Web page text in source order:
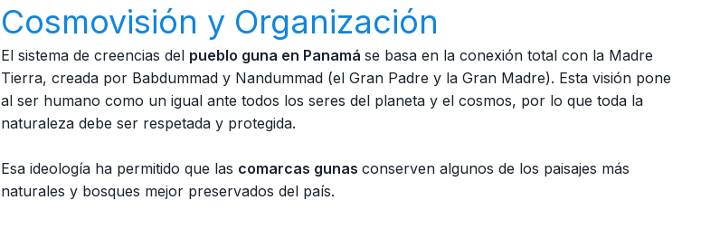
Cosmovisión y Organización
El sistema de creencias del pueblo guna en Panamá se basa en la conexión total con la Madre
Tierra, creada por Babdummad y Nandummad (el Gran Padre y la Gran Madre). Esta visión pone
al ser humano como un igual ante todos los seres del planeta y el cosmos, por lo que toda la
naturaleza debe ser respetada y protegida.
Esa ideología ha permitido que las comarcas gunas conserven algunos de los paisajes más
naturales y bosques mejor preservados del país.